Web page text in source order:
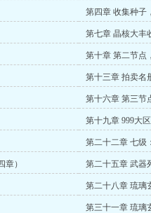
第四章 收集种子
第七章 晶核大丰
第十章 第二节点
第十三章 拍卖名
第十六章 第三节
第十九章 999大
第二十二章 七级
） 第二十五章 武器
第二十八章 琉璃
刚写完）
第三十一章 琉璃